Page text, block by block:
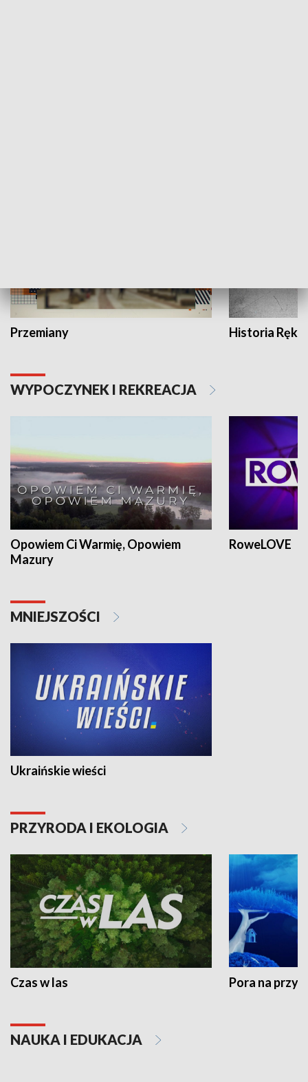
Przemiany Historia Ręką
WYPOCZYNEK I REKREACJA
Opowiem Ci Warmię, Opowiem
Mazury
RoweLOVE
MNIEJSZOŚCI
Ukraińskie wieści
PRZYRODA I EKOLOGIA
Czas w las Pora na
NAUKA I EDUKACJA